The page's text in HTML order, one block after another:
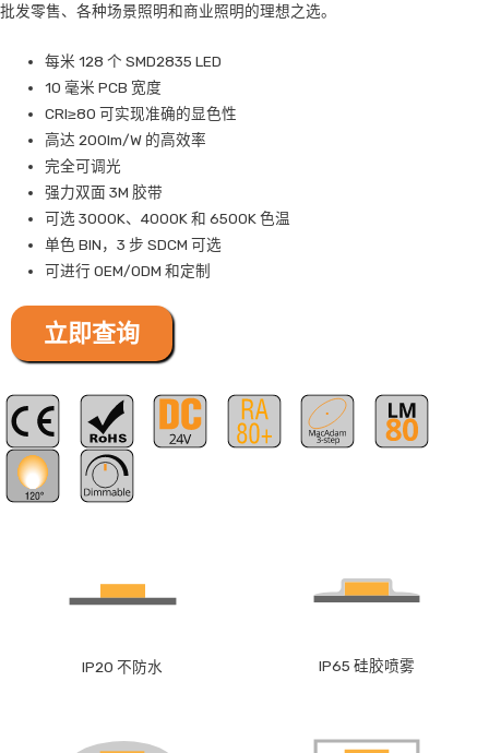
批发零售、各种场景照明和商业照明的理想之选。
每米 128 个 SMD2835 LED
10 毫米 PCB 宽度
CRI≥80 可实现准确的显色性
高达 200lm/W 的高效率
完全可调光
强力双面 3M 胶带
可选 3000K、4000K 和 6500K 色温
单色 BIN，3 步 SDCM 可选
可进行 OEM/ODM 和定制
立即查询
IP20 不防水 IP65 硅胶喷雾